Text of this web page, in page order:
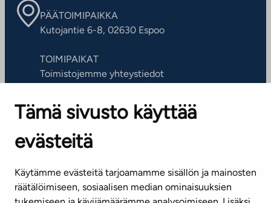
Tämä sivusto käyttää
evästeitä
Käytämme evästeitä tarjoamamme sisällön ja mainosten
räätälöimiseen, sosiaalisen median ominaisuuksien
PÄÄTOIMIPAIKKA
Kutojantie 6-8, 02630 Espoo
TOIMIPAIKAT
Toimistojemme yhteystiedot
ASIAKASPALVELUKESKUS
Puh. 045 7734 3777
(arkisin klo 8-16)
info@ta.fi